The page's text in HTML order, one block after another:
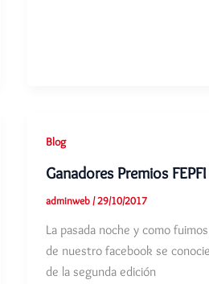
Blog
Ganadores Premios
adminweb /29/10/2017
La pasada noche y como
de nuestro facebook se
de la segunda edición